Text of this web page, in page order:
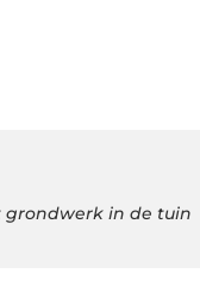
grondwerk in de tuin